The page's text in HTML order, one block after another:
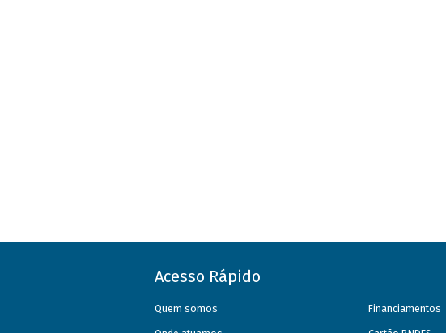
Acesso Rápido
Quem somos Financiamentos